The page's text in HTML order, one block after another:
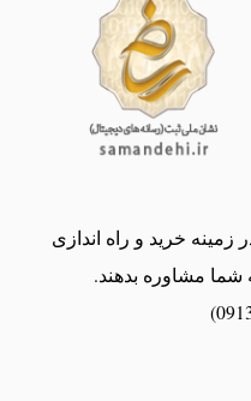
زمینه خرید و راه اندازی
شما مشاوره بدهند.